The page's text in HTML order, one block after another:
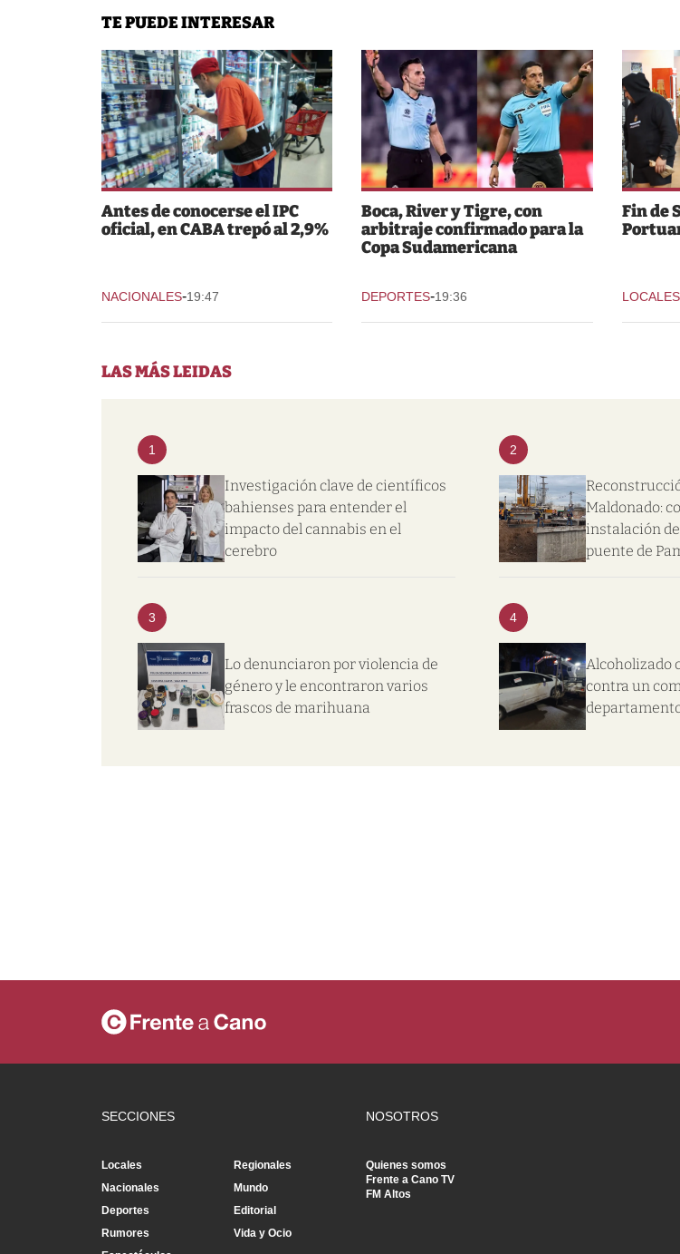
TE PUEDE INTERESAR
Antes de conocerse el IPC
oficial, en CABA trepó al 2,9%
NACIONALES-19:47
Boca, River y Tigre, con
arbitraje confirmado para la
Copa Sudamericana
DEPORTES-19:36
Fin de
LOCALES
LAS MÁS LEIDAS
1
Investigación clave de científicos
bahienses para entender el
impacto del cannabis en el
cerebro
2
Maldonado:
instalación
puente de
3
Lo denunciaron por violencia de
género y le encontraron varios
frascos de marihuana
4
Alcoholizado
contra un
SECCIONES
Locales
Regionales
Nacionales
Mundo
Deportes
Editorial
Rumores
Vida y Ocio
NOSOTROS
Quienes somos
Frente a Cano TV
FM Altos